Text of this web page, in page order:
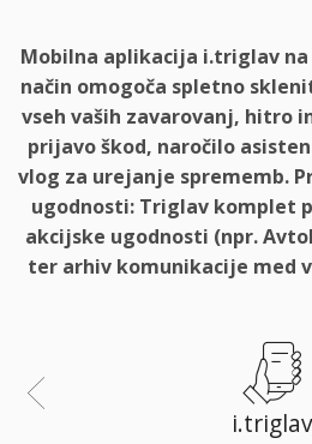
Mobilna aplikacija i.triglav
način omogoča spletno
vseh vaših zavarovanj, hitro
prijavo škod, naročilo
vlog za urejanje sprememb.
ugodnosti: Triglav komplet
akcijske ugodnosti (npr.
ter arhiv komunikacije med
i.triglav